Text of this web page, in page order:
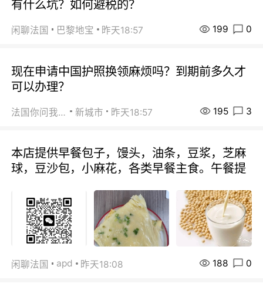
有什么坑？如何避税的？
闲聊法国 巴黎地宝 昨天18:57 199 0
现在申请中国护照换领麻烦吗？到期前多久才
可以办理？
法国你问我答 新城市 昨天18:57 195 3
本店提供早餐包子，馒头，油条，豆浆，芝麻
球，豆沙包，小麻花，各类早餐主食。午餐提
闲聊法国 apd 昨天18:08 188 0